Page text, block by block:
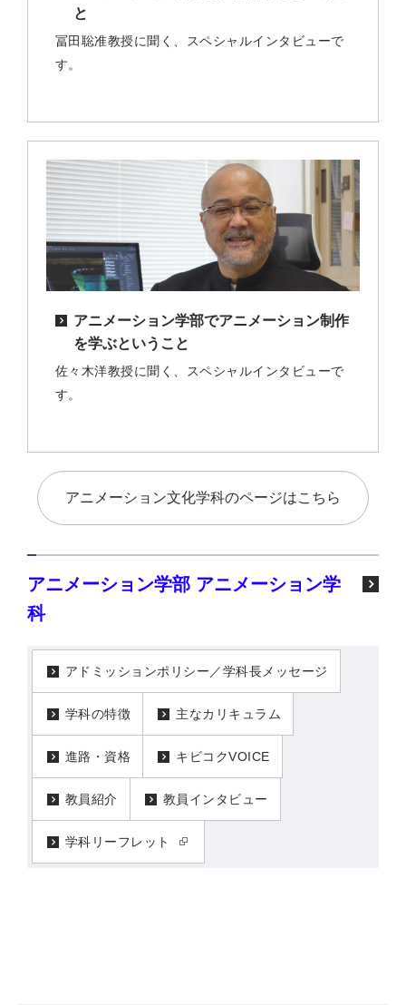
と
冨田聡准教授に聞く、スペシャルインタビューで
す。
アニメーション学部でアニメーション制作
を学ぶということ
佐々木洋教授に聞く、スペシャルインタビューで
す。
アニメーション文化学科のページはこちら
アニメーション学部 アニメーション学
科
アドミッションポリシー／学科長メッセージ
学科の特徴 主なカリキュラム
進路・資格 キビコクVOICE
教員紹介 教員インタビュー
学科リーフレット